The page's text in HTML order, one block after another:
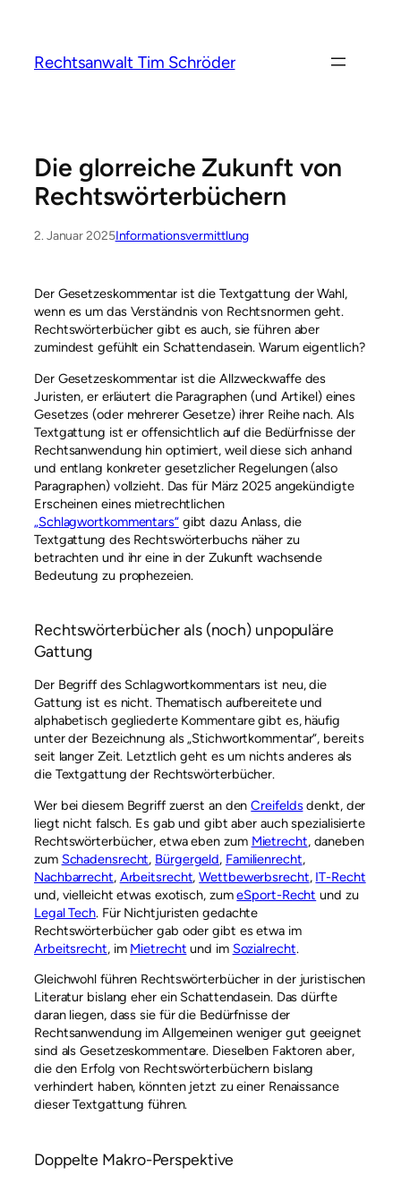
Rechtsanwalt Tim Schröder
Die glorreiche Zukunft von
Rechtswörterbüchern
2. Januar 2025Informationsvermittlung
Der Gesetzeskommentar ist die Textgattung der Wahl,
wenn es um das Verständnis von Rechtsnormen geht.
Rechtswörterbücher gibt es auch, sie führen aber
zumindest gefühlt ein Schattendasein. Warum eigentlich?
Der Gesetzeskommentar ist die Allzweckwaffe des
Juristen, er erläutert die Paragraphen (und Artikel) eines
Gesetzes (oder mehrerer Gesetze) ihrer Reihe nach. Als
Textgattung ist er offensichtlich auf die Bedürfnisse der
Rechtsanwendung hin optimiert, weil diese sich anhand
und entlang konkreter gesetzlicher Regelungen (also
Paragraphen) vollzieht. Das für März 2025 angekündigte
Erscheinen eines mietrechtlichen
„Schlagwortkommentars“gibt dazu Anlass, die
Textgattung des Rechtswörterbuchs näher zu
betrachten und ihr eine in der Zukunft wachsende
Bedeutung zu prophezeien.
Rechtswörterbücher als (noch) unpopuläre
Gattung
Der Begriff des Schlagwortkommentars ist neu, die
Gattung ist es nicht. Thematisch aufbereitete und
alphabetisch gegliederte Kommentare gibt es, häufig
unter der Bezeichnung als „Stichwortkommentar“, bereits
seit langer Zeit. Letztlich geht es um nichts anderes als
die Textgattung der Rechtswörterbücher.
Wer bei diesem Begriff zuerst an denCreifeldsdenkt, der
liegt nicht falsch. Es gab und gibt aber auch spezialisierte
Rechtswörterbücher, etwa eben zum Mietrecht, daneben
zum Schadensrecht, Bürgergeld, Familienrecht,
Nachbarrecht, Arbeitsrecht,Wettbewerbsrecht, IT-Recht
und, vielleicht etwas exotisch, zumeSport-Recht und zu
Legal Tech. Für Nichtjuristen gedachte
Rechtswörterbücher gab oder gibt es etwa im
Arbeitsrecht, im Mietrecht und im Sozialrecht.
Gleichwohl führen Rechtswörterbücher in der juristischen
Literatur bislang eher ein Schattendasein. Das dürfte
daran liegen, dass sie für die Bedürfnisse der
Rechtsanwendung im Allgemeinen weniger gut geeignet
sind als Gesetzeskommentare. Dieselben Faktoren aber,
die den Erfolg von Rechtswörterbüchern bislang
verhindert haben, könnten jetzt zu einer Renaissance
dieser Textgattung führen.
Doppelte Makro-Perspektive